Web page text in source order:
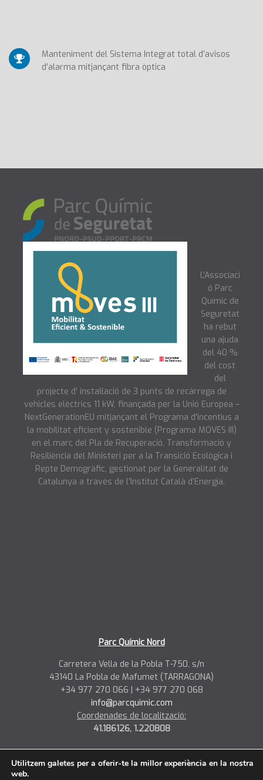
Manteniment del Sistema Integrat total d’avisos
d’alarma mitjançant fibra òptica
L’Associaci
ó Parc
Químic de
Seguretat
ha rebut
una ajuda
del 40 %
del cost
del
projecte d’ instal·lació de 3 punts de recàrrega de
vehicles elèctrics 11 kW, finançada per la Unió Europea –
NextGenerationEU mitjançant el Programa d'incentius a
la mobilitat eficient y sostenible (Programa MOVES III)
en el marc del Pla de Recuperació, Transformació y
Resiliència del Ministeri per a la Transició Ecològica i
Repte Demogràfic, gestionat per la Generalitat de
Catalunya a través de l’Institut Català d’Energia.
Parc Químic Nord
Carretera Vella de la Pobla T-750, s/n
43140 La Pobla de Mafumet (TARRAGONA)
+34 977 270 066 | +34 977 270 068
info@parcquimic.com
Coordenades de localització:
41.186126, 1.220808
Utilitzem galetes per a oferir-te la millor experiència en la nostra
web.